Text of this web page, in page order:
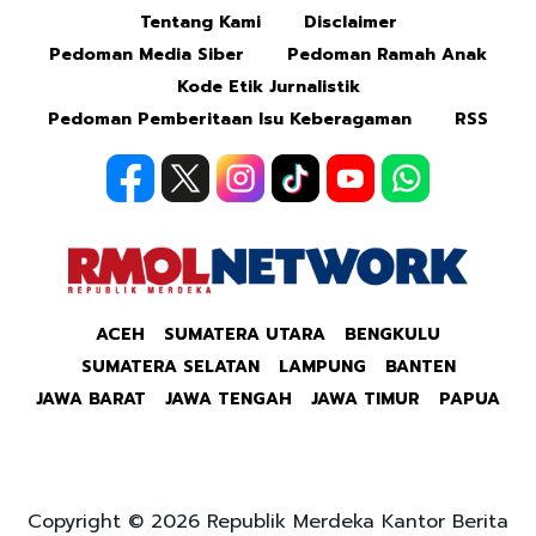
Tentang Kami
Disclaimer
Pedoman Media Siber
Pedoman Ramah Anak
Kode Etik Jurnalistik
Pedoman Pemberitaan Isu Keberagaman
RSS
ACEH SUMATERA UTARA
BENGKULU
SUMATERA SELATAN
LAMPUNG
BANTEN
JAWA BARAT
JAWA TENGAH JAWA TIMUR PAPUA
Copyright © 2026 Republik Merdeka Kantor Berita